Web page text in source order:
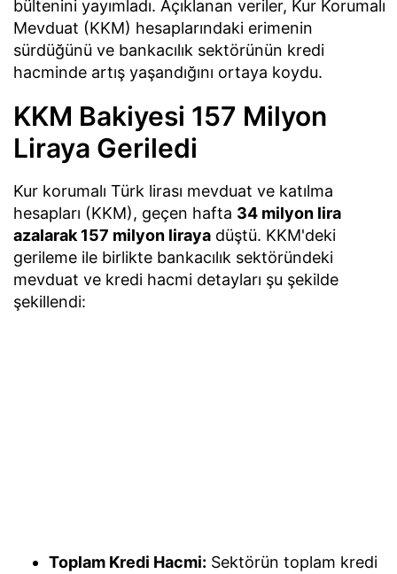
bültenini yayımladı. Açıklanan veriler, Kur Korumalı
Mevduat (KKM) hesaplarındaki erimenin
sürdüğünü ve bankacılık sektörünün kredi
hacminde artış yaşandığını ortaya koydu.
KKM Bakiyesi 157 Milyon
Liraya Geriledi
Kur korumalı Türk lirası mevduat ve katılma
hesapları (KKM), geçen hafta 34 milyon lira
azalarak 157 milyon liraya düştü. KKM'deki
gerileme ile birlikte bankacılık sektöründeki
mevduat ve kredi hacmi detayları şu şekilde
şekillendi:
Toplam Kredi Hacmi: Sektörün toplam kredi